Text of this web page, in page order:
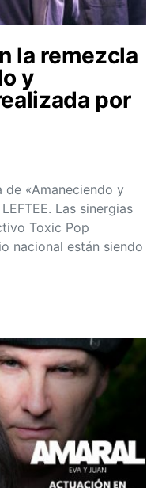
la remezcla
y
por
de «Amaneciendo y
Las sinergias
Toxic Pop
nacional están siendo